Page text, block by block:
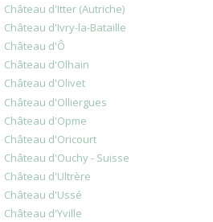
Château d'Itter (Autriche)
Château d'Ivry-la-Bataille
Château d'Ô
Château d'Olhain
Château d'Olivet
Château d'Olliergues
Château d'Opme
Château d'Oricourt
Château d'Ouchy - Suisse
Château d'Ultrère
Château d'Ussé
Château d'Yville